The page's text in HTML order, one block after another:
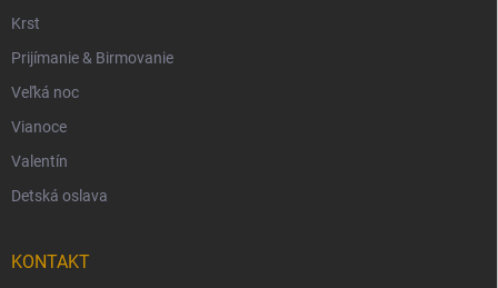
Krst
Prijímanie & Birmovanie
Veľká noc
Vianoce
Valentín
Detská oslava
KONTAKT